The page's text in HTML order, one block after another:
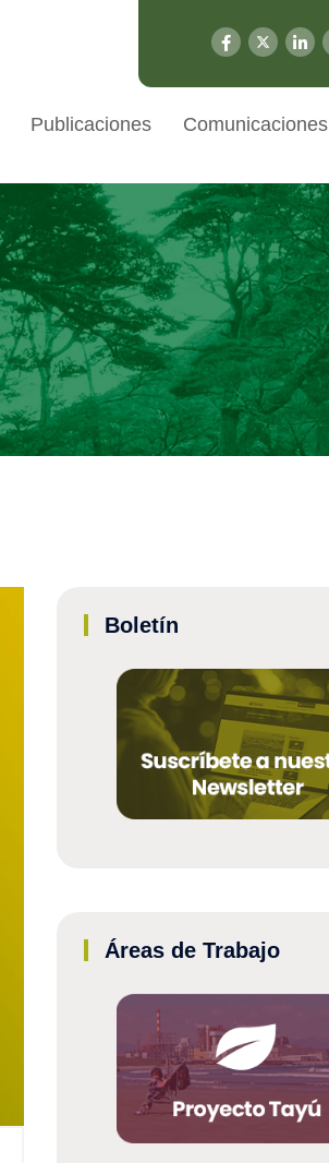
Publicaciones Comunicaciones
Boletín
Áreas de Trabajo